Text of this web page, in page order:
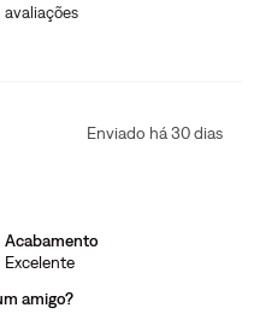
avaliações
Enviado há30 dias
Acabamento
Excelente
amigo?